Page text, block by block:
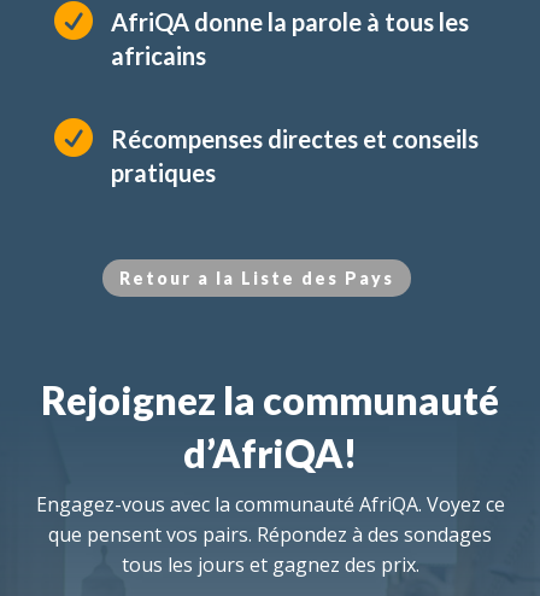

AfriQA donne la parole à tous les
africains

Récompenses directes et conseils
pratiques
Retour a la Liste des Pays
Rejoignez la communauté
d’AfriQA!
Engagez-vous avec la communauté AfriQA. Voyez ce
que pensent vos pairs. Répondez à des sondages
tous les jours et gagnez des prix.